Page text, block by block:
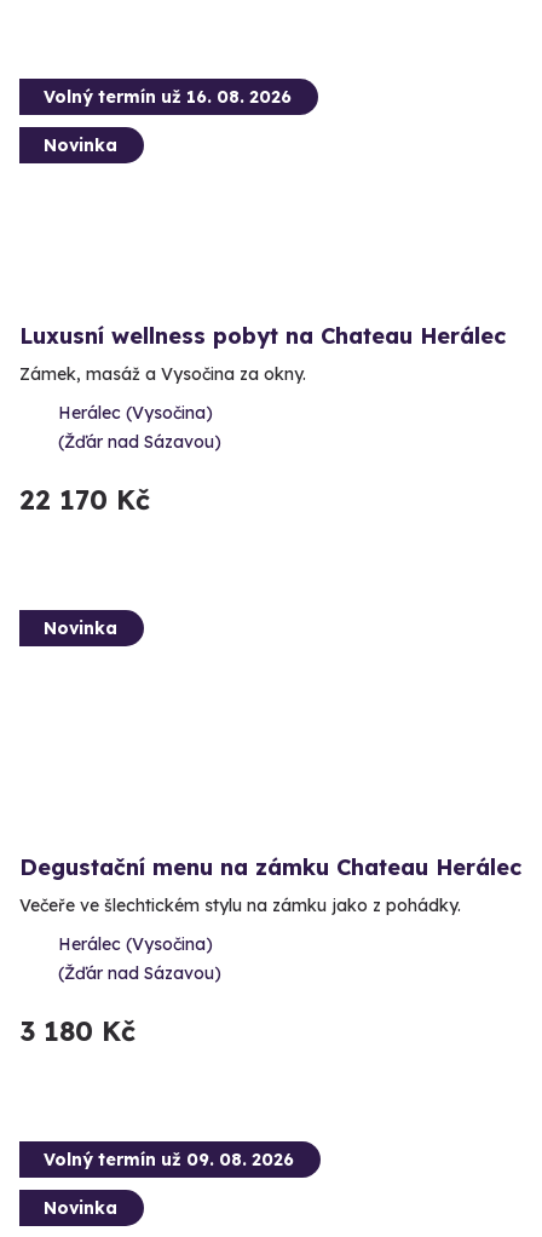
Volný termín už 16. 08. 2026
Novinka
Luxusní wellness pobyt na Chateau Herálec
Zámek, masáž a Vysočina za okny.
Herálec (Vysočina)
(Žďár nad Sázavou)
22 170 Kč
Novinka
Degustační menu na zámku Chateau Herálec
Večeře ve šlechtickém stylu na zámku jako z pohádky.
Herálec (Vysočina)
(Žďár nad Sázavou)
3 180 Kč
Volný termín už 09. 08. 2026
Novinka